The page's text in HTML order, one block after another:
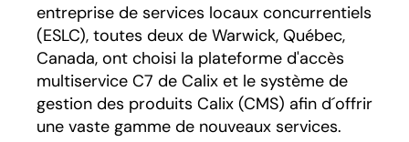
entreprise de services locaux concurrentiels
(ESLC), toutes deux de Warwick, Québec,
Canada, ont choisi la plateforme d'accès
multiservice C7 de Calix et le système de
gestion des produits Calix (CMS) afin d´offrir
une vaste gamme de nouveaux services.